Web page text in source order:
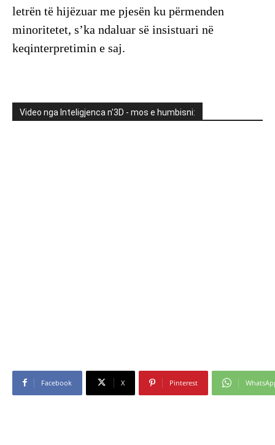
letrën të hijëzuar me pjesën ku përmenden
minoritetet, s’ka ndaluar së insistuari në
keqinterpretimin e saj.
Video nga Inteligjenca n'3D - mos e humbisni:
Facebook X Pinterest